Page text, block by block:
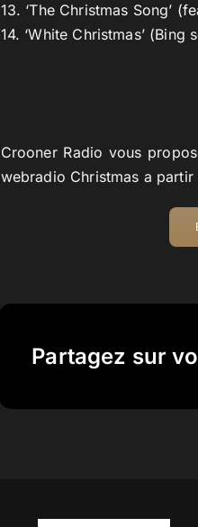
13. ‘The Christmas Song’
14. ‘White Christmas’ (Bing
Crooner Radio vous
webradio Christmas a partir
Partagez sur